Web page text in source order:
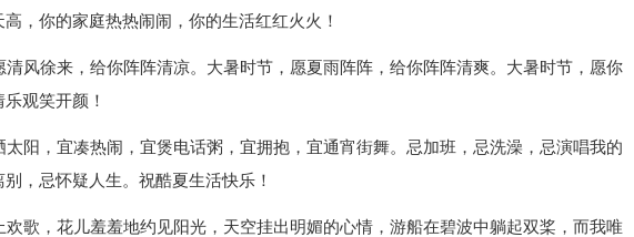
，你的家庭热热闹闹，你的生活红红火火！
清风徐来，给你阵阵清凉。大暑时节，愿夏雨阵阵，给你阵阵清爽。大暑时节，愿你
观笑开颜！
太阳，宜凑热闹，宜煲电话粥，宜拥抱，宜通宵街舞。忌加班，忌洗澡，忌演唱我的
，忌怀疑人生。祝酷夏生活快乐！
欢歌，花儿羞羞地约见阳光，天空挂出明媚的心情，游船在碧波中躺起双桨，而我唯